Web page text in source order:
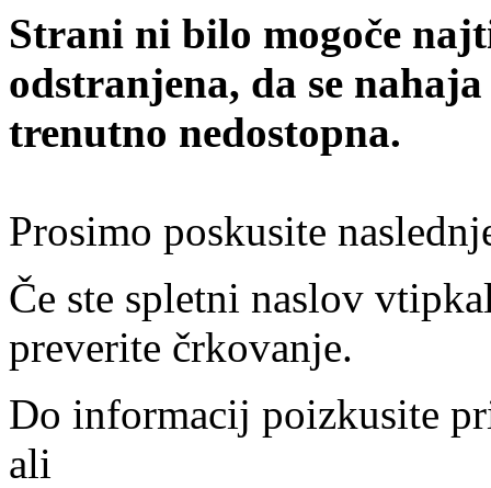
Strani ni bilo mogoče
odstranjena, da se
trenutno nedostopna.
Prosimo poskusite
Če ste spletni naslov
preverite črkovanje.
Do informacij poizkusite
ali